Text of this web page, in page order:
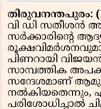
തിരുവനന്തപുരം:
വി ഡി സതീശൻ
സർക്കാരിൻ്റെ
പിണറായി
സാമ്പത്തിക
സന്ദേശമാണ്
നൽകിയതെന്നും,
പരിശോധിച്ചാൽ